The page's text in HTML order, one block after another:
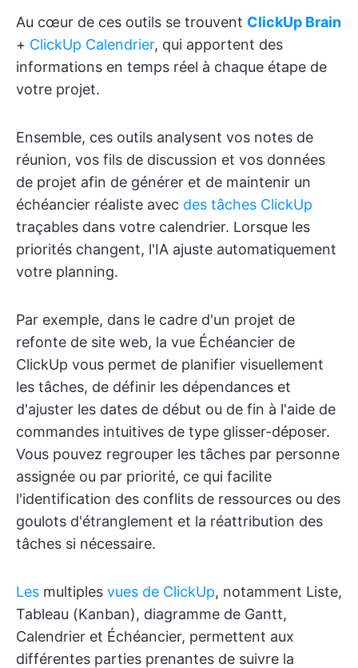
Au cœur de ces outils se trouvent ClickUp Brain
+ ClickUp Calendrier, qui apportent des
informations en temps réel à chaque étape de
votre projet.
Ensemble, ces outils analysent vos notes de
réunion, vos fils de discussion et vos données
de projet afin de générer et de maintenir un
échéancier réaliste avec des tâches ClickUp
traçables dans votre calendrier. Lorsque les
priorités changent, l'IA ajuste automatiquement
votre planning.
Par exemple, dans le cadre d'un projet de
refonte de site web, la vue Échéancier de
ClickUp vous permet de planifier visuellement
les tâches, de définir les dépendances et
d'ajuster les dates de début ou de fin à l'aide de
commandes intuitives de type glisser-déposer.
Vous pouvez regrouper les tâches par personne
assignée ou par priorité, ce qui facilite
l'identification des conflits de ressources ou des
goulots d'étranglement et la réattribution des
tâches si nécessaire.
Les multiples vues de ClickUp, notamment Liste,
Tableau (Kanban), diagramme de Gantt,
Calendrier et Échéancier, permettent aux
différentes parties prenantes de suivre la